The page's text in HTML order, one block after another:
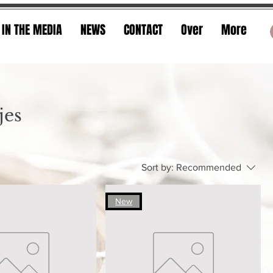
IN THE MEDIA NEWS CONTACT Over More
Sort by: Recommended
New